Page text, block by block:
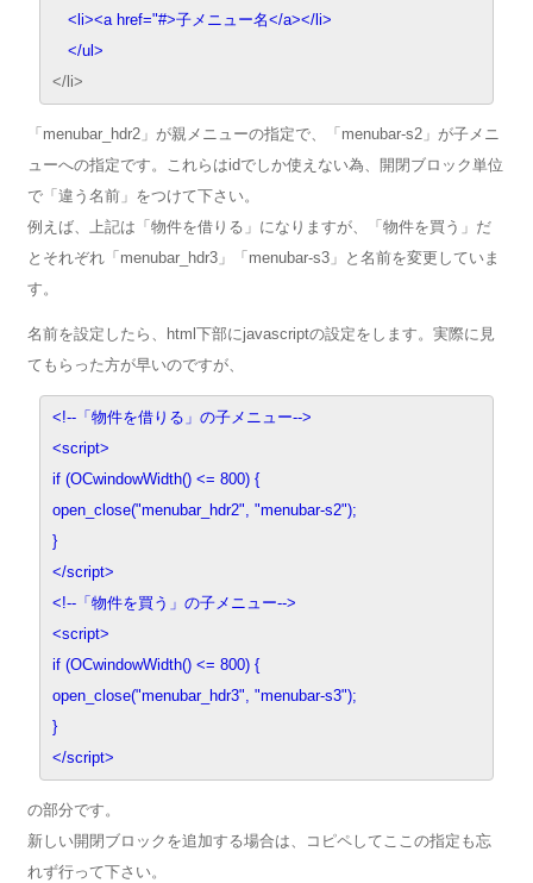
<li><a href="#>子メニュー名</a></li>
</ul>
</li>
「menubar_hdr2」が親メニューの指定で、「menubar-s2」が子メニ
ューへの指定です。これらはidでしか使えない為、開閉ブロック単位
で「違う名前」をつけて下さい。
例えば、上記は「物件を借りる」になりますが、「物件を買う」だ
とそれぞれ「menubar_hdr3」「menubar-s3」と名前を変更していま
す。
名前を設定したら、html下部にjavascriptの設定をします。実際に見
てもらった方が早いのですが、
<!--「物件を借りる」の子メニュー-->
<script>
if (OCwindowWidth() <= 800) {
open_close("menubar_hdr2", "menubar-s2");
}
</script>
<!--「物件を買う」の子メニュー-->
<script>
if (OCwindowWidth() <= 800) {
open_close("menubar_hdr3", "menubar-s3");
}
</script>
の部分です。
新しい開閉ブロックを追加する場合は、コピペしてここの指定も忘
れず行って下さい。